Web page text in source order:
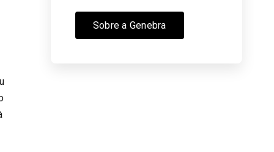
Sobre a Genebra